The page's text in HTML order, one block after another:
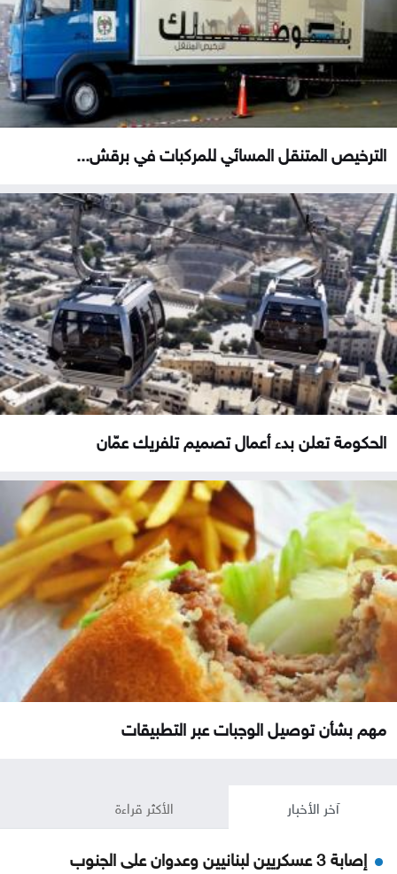
الترخيص المتنقل المسائي للمركبات في برقش...
الحكومة تعلن بدء أعمال تصميم تلفريك عمّان
مهم بشأن توصيل الوجبات عبر التطبيقات
آخر الأخبار الأكثر قراءة
إصابة 3 عسكريين لبنانيين وعدوان على الجنوب